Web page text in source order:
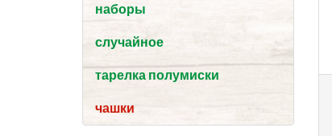
наборы
случайное
тарелка полумиски
чашки